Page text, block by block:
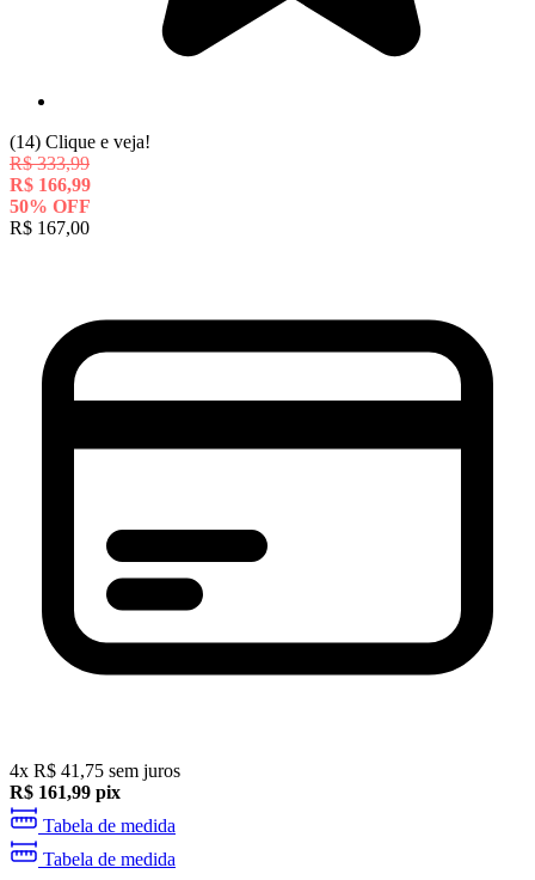
(14) Clique e veja!
R$333,99
R$ 166,99
50% OFF
R$ 167,00
4x R$ 41,75 sem juros
R$ 161,99 pix
Tabela de medida
Tabela de medida